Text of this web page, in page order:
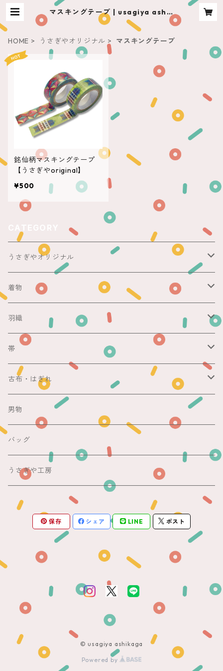
マスキングテープ | usagiya ashik
aga
HOME うさぎやオリジナル マスキングテープ
銘仙柄マスキングテープ
【うさぎやoriginal】
¥500
うさぎやオリジナル
ericoさん
レース足袋
マスキングテープ
防虫香
着物
袷
銘仙
紬
単衣
銘仙
紬
夏
浴衣
夏着物
羽織
銘仙
その他
帯
名古屋帯
袋帯
昼夜帯
夏帯
半幅帯
古布・はぎれ
切売り
銘仙
銘仙集め
木綿・麻
男物
バッグ
うさぎや工房
保存 シェア LINE ポスト
© usagiya ashikaga
Powered by